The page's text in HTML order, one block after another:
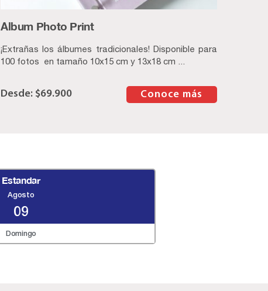
Album Photo Print
¡Extrañas los álbumes tradicionales! Disponible para
100 fotos en tamaño 10x15 cm y 13x18 cm ...
$69.900 Conoce más
Estandar
Agosto
09
Domingo